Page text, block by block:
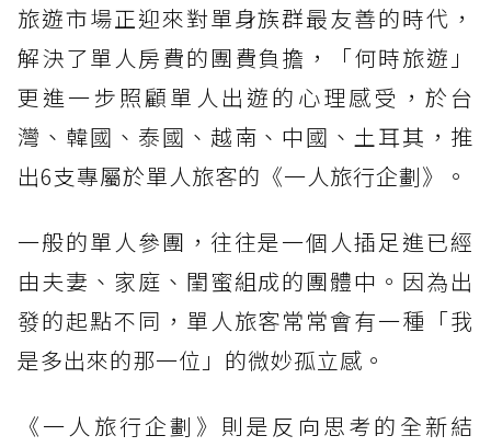
旅遊市場正迎來對單身族群最友善的時代，
解決了單人房費的團費負擔，「何時旅遊」
更進一步照顧單人出遊的心理感受，於台
灣、韓國、泰國、越南、中國、土耳其，推
出6支專屬於單人旅客的《一人旅行企劃》。
一般的單人參團，往往是一個人插足進已經
由夫妻、家庭、閨蜜組成的團體中。因為出
發的起點不同，單人旅客常常會有一種「我
是多出來的那一位」的微妙孤立感。
《一人旅行企劃》則是反向思考的全新結